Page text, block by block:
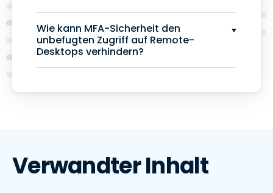
Wie kann MFA-Sicherheit den
unbefugten Zugriff auf Remote-
Desktops verhindern?
Verwandter Inhalt